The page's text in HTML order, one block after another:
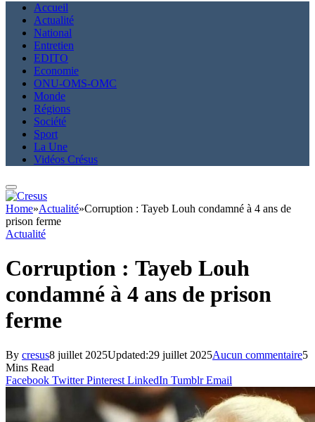
Accueil
Actualité
National
Entretien
EDITO
Economie
ONU-OMS-OMC
Monde
Régions
Société
Sport
La Une
Vidéos Crésus
Home»Actualité»Corruption : Tayeb Louh condamné à 4 ans de
prison ferme
Actualité
Corruption : Tayeb Louh
condamné à 4 ans de prison
ferme
By cresus8 juillet 2025Updated:29 juillet 2025Aucun commentaire5
Mins Read
Facebook Twitter Pinterest LinkedIn Tumblr Email